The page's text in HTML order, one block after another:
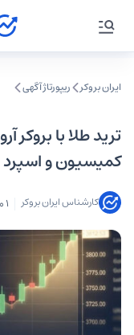
ایران بروکر ریپورتاژ آگهی
ترید طلا با بروکر
کمیسیون و
کارشناس ایران بروکر 1 ماه پیش